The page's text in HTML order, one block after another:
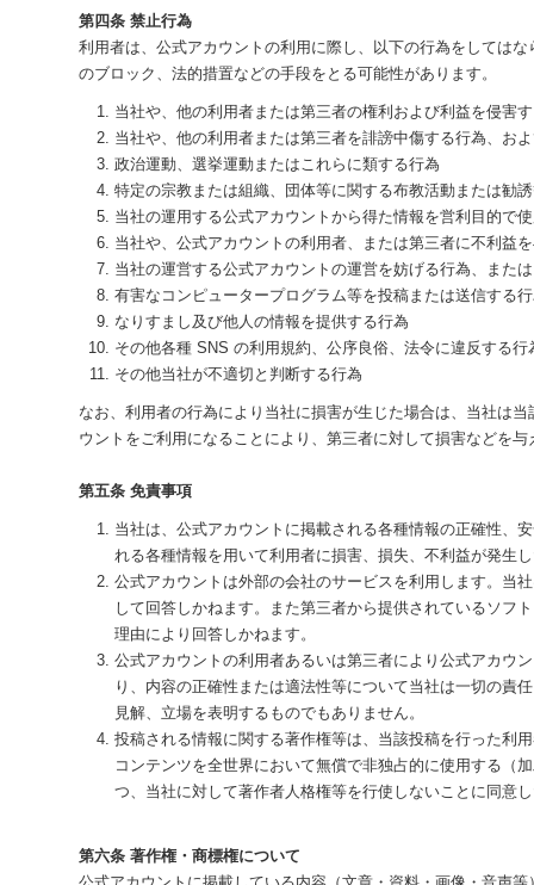
第四条 禁止行為
利用者は、公式アカウントの利用に際し、以下の行為をしては
のブロック、法的措置などの手段をとる可能性があります。
当社や、他の利用者または第三者の権利および利益を侵害
当社や、他の利用者または第三者を誹謗中傷する行為、お
政治運動、選挙運動またはこれらに類する行為
特定の宗教または組織、団体等に関する布教活動または勧
当社の運用する公式アカウントから得た情報を営利目的で
当社や、公式アカウントの利用者、または第三者に不利益
当社の運営する公式アカウントの運営を妨げる行為、また
有害なコンピュータープログラム等を投稿または送信する
なりすまし及び他人の情報を提供する行為
その他各種 SNS の利用規約、公序良俗、法令に違反する行
その他当社が不適切と判断する行為
なお、利用者の行為により当社に損害が生じた場合は、当社は
ウントをご利用になることにより、第三者に対して損害などを
第五条 免責事項
当社は、公式アカウントに掲載される各種情報の正確性、
れる各種情報を用いて利用者に損害、損失、不利益が発生
公式アカウントは外部の会社のサービスを利用します。当
して回答しかねます。また第三者から提供されているソフ
理由により回答しかねます。
公式アカウントの利用者あるいは第三者により公式アカウ
り、内容の正確性または適法性等について当社は一切の責
見解、立場を表明するものでもありません。
投稿される情報に関する著作権等は、当該投稿を行った利
コンテンツを全世界において無償で非独占的に使用する（
つ、当社に対して著作者人格権等を行使しないことに同意
第六条 著作権・商標権について